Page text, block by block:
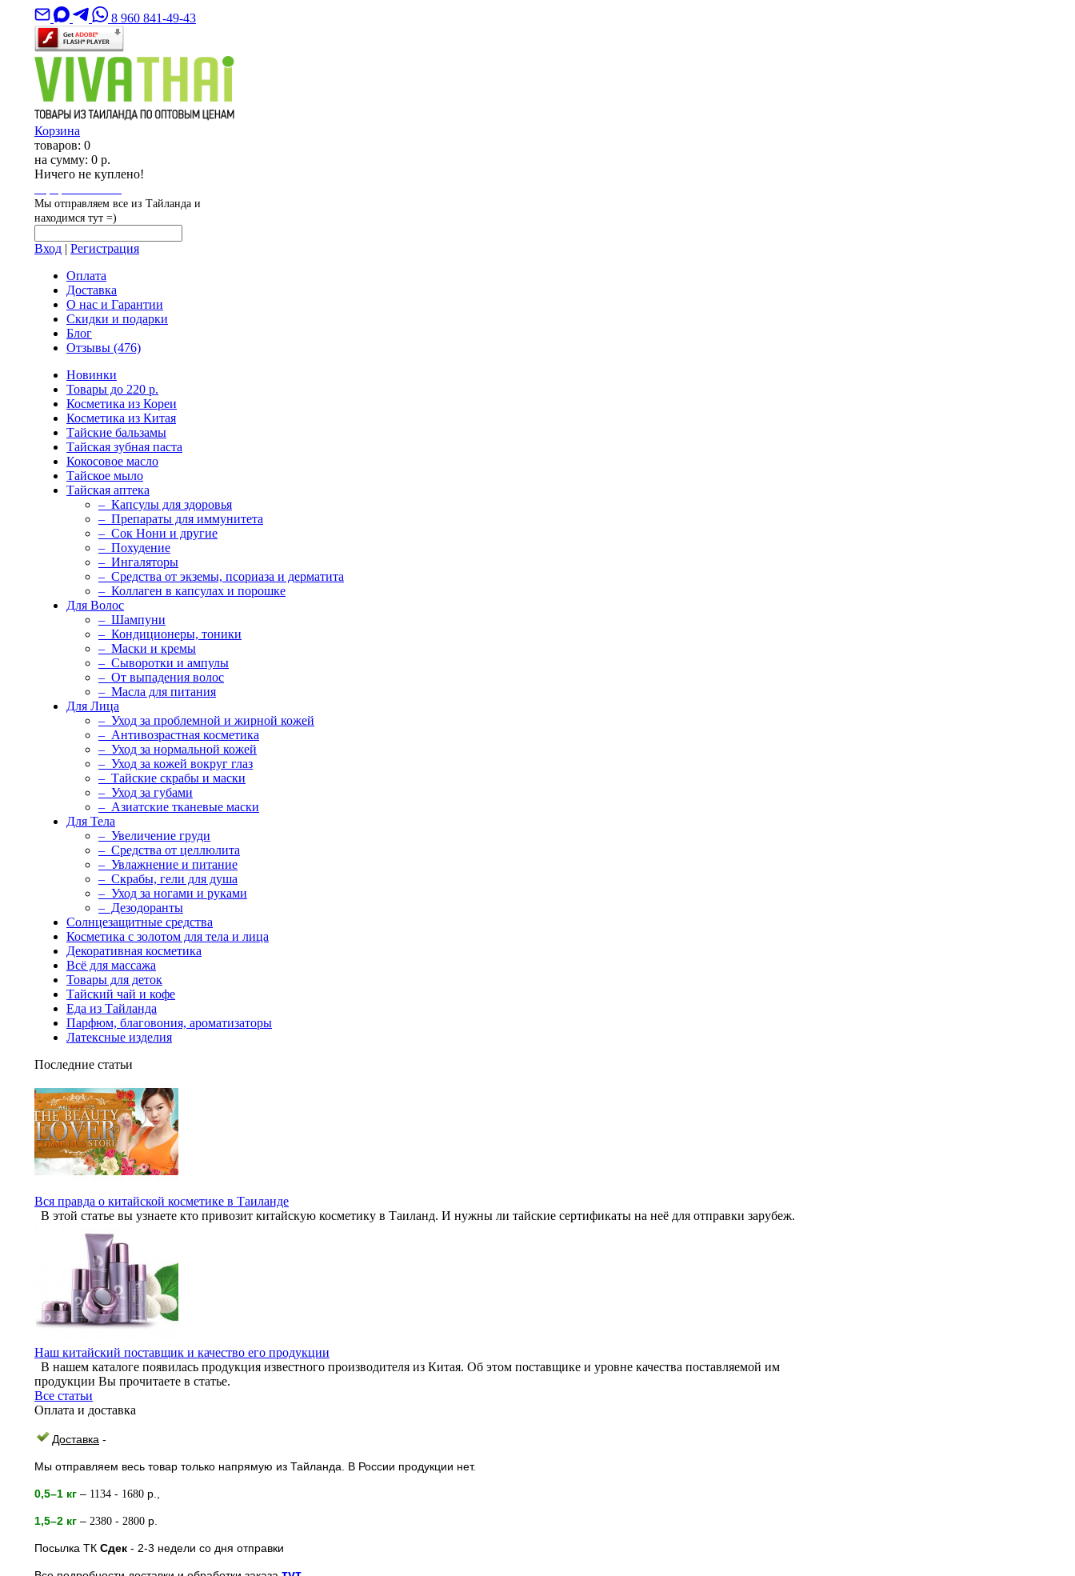
8 960 841-49-43
Корзина
товаров: 0
на сумму: 0 р.
Ничего не куплено!
Мы отправляем все из Тайланда и
находимся тут =)
Вход | Регистрация
Оплата
Доставка
О нас и Гарантии
Скидки и подарки
Блог
Отзывы (476)
Новинки
Товары до 220 р.
Косметика из Кореи
Косметика из Китая
Тайские бальзамы
Тайская зубная паста
Кокосовое масло
Тайское мыло
Тайская аптека
– Капсулы для здоровья
– Препараты для иммунитета
– Сок Нони и другие
– Похудение
– Ингаляторы
– Средства от экземы, псориаза и дерматита
– Коллаген в капсулах и порошке
Для Волос
– Шампуни
– Кондиционеры, тоники
– Маски и кремы
– Сыворотки и ампулы
– От выпадения волос
– Масла для питания
Для Лица
– Уход за проблемной и жирной кожей
– Антивозрастная косметика
– Уход за нормальной кожей
– Уход за кожей вокруг глаз
– Тайские скрабы и маски
– Уход за губами
– Азиатские тканевые маски
Для Тела
– Увеличение груди
– Средства от целлюлита
– Увлажнение и питание
– Скрабы, гели для душа
– Уход за ногами и руками
– Дезодоранты
Солнцезащитные средства
Косметика с золотом для тела и лица
Декоративная косметика
Всё для массажа
Товары для деток
Тайский чай и кофе
Еда из Тайланда
Парфюм, благовония, ароматизаторы
Латексные изделия
Последние статьи
Вся правда о китайской косметике в Таиланде
В этой статье вы узнаете кто привозит китайскую косметику в Таиланд. И нужны ли тайские сертификаты на неё для отправки зарубеж.
Наш китайский поставщик и качество его продукции
В нашем каталоге появилась продукция известного производителя из Китая. Об этом поставщике и уровне качества поставляемой им
продукции Вы прочитаете в статье.
Все статьи
Оплата и доставка
Доставка -
Мы отправляем весь товар только напрямую из Тайланда. В России продукции нет.
0,5–1 кг – 1134 - 1680 р.,
1,5–2 кг – 2380 - 2800 р.
Посылка ТК Сдек - 2-3 недели со дня отправки